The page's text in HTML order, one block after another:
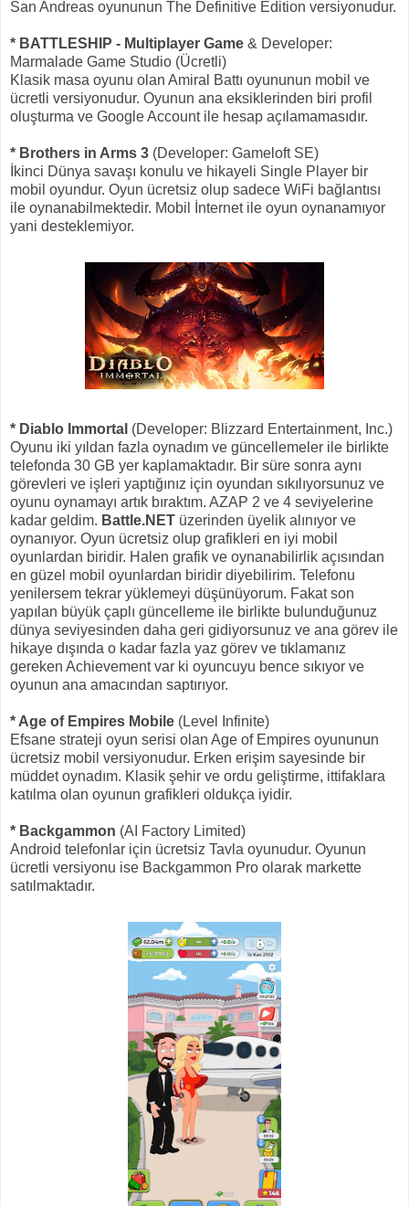
San Andreas oyununun The Definitive Edition versiyonudur.
* BATTLESHIP - Multiplayer Game & Developer:
Marmalade Game Studio (Ücretli)
Klasik masa oyunu olan Amiral Battı oyununun mobil ve
ücretli versiyonudur. Oyunun ana eksiklerinden biri profil
oluşturma ve Google Account ile hesap açılamamasıdır.
* Brothers in Arms 3 (Developer: Gameloft SE)
İkinci Dünya savaşı konulu ve hikayeli Single Player bir
mobil oyundur. Oyun ücretsiz olup sadece WiFi bağlantısı
ile oynanabilmektedir. Mobil İnternet ile oyun oynanamıyor
yani desteklemiyor.
* Diablo Immortal (Developer: Blizzard Entertainment, Inc.)
Oyunu iki yıldan fazla oynadım ve güncellemeler ile birlikte
telefonda 30 GB yer kaplamaktadır. Bir süre sonra aynı
görevleri ve işleri yaptığınız için oyundan sıkılıyorsunuz ve
oyunu oynamayı artık bıraktım. AZAP 2 ve 4 seviyelerine
kadar geldim. Battle.NET üzerinden üyelik alınıyor ve
oynanıyor. Oyun ücretsiz olup grafikleri en iyi mobil
oyunlardan biridir. Halen grafik ve oynanabilirlik açısından
en güzel mobil oyunlardan biridir diyebilirim. Telefonu
yenilersem tekrar yüklemeyi düşünüyorum. Fakat son
yapılan büyük çaplı güncelleme ile birlikte bulunduğunuz
dünya seviyesinden daha geri gidiyorsunuz ve ana görev ile
hikaye dışında o kadar fazla yaz görev ve tıklamanız
gereken Achievement var ki oyuncuyu bence sıkıyor ve
oyunun ana amacından saptırıyor.
* Age of Empires Mobile (Level Infinite)
Efsane strateji oyun serisi olan Age of Empires oyununun
ücretsiz mobil versiyonudur. Erken erişim sayesinde bir
müddet oynadım. Klasik şehir ve ordu geliştirme, ittifaklara
katılma olan oyunun grafikleri oldukça iyidir.
* Backgammon (AI Factory Limited)
Android telefonlar için ücretsiz Tavla oyunudur. Oyunun
ücretli versiyonu ise Backgammon Pro olarak markette
satılmaktadır.